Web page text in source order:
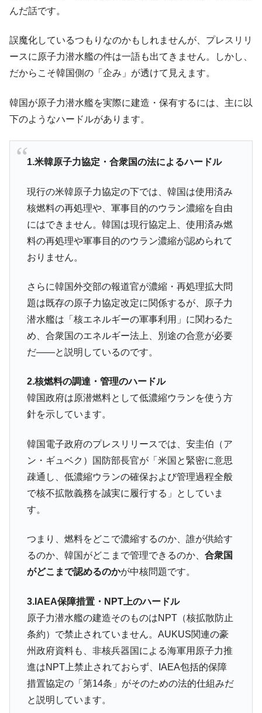
なスーパーリーグとは？
だった選手とは？
Fact1
甲子園通算本塁打、最多の清原に次いで多く打っ
ている意外な選手とは？
んだ話です。
誤魔化しているつもりなのかもしれませんが、プレスリリ
ースに原子力潜水艦の件は一語も出てきません。しかし、
だからこそ韓国側の「企み」が透けて見えます。
韓国が原子力潜水艦を実際に建造・保有するには、主に以
下のようなハードルがあります。
1.米韓原子力協定・合衆国の法によるハードル
現行の米韓原子力協定の下では、韓国は使用済み
核燃料の再処理や、軍事目的のウラン濃縮を自由
にはできません。韓国は現行協定上、使用済み燃
料の再処理や軍事目的のウラン濃縮が認められて
おりません。
さらに韓国外交部の報道官が濃縮・再処理拡大問
題は既存の原子力協定改定に関係するが、原子力
潜水艦は「核エネルギーの軍事利用」に関わるた
め、合衆国のエネルギー法上、別途の合意が必要
だ――と説明しているのです。
2.核燃料の調達・管理のハードル
韓国政府は原潜燃料として低濃縮ウランを使う方
針を示しています。
韓国電子政府のプレスリリースでは、安圭伯（ア
ン・ギュベク）国防部長官が「米国と緊密に意思
疎通し、低濃縮ウランの確保および管理過程全般
で核不拡散義務を誠実に履行する」としていま
す。
つまり、燃料をどこで濃縮するのか、誰が供給す
るのか、韓国がどこまで管理できるのか、 合衆国
がどこまで認めるのかが中核問題です。
3.IAEA保障措置・NPT上のハードル
原子力潜水艦の建造そのものはNPT（核拡散防止
条約）で禁止されていません。AUKUS関連の豪
州政府資料も、非核兵器国による海軍用原子力推
進はNPT上禁止されておらず、IAEA包括的保障
措置協定の「第14条」がそのための法的仕組みだ
と説明しています。